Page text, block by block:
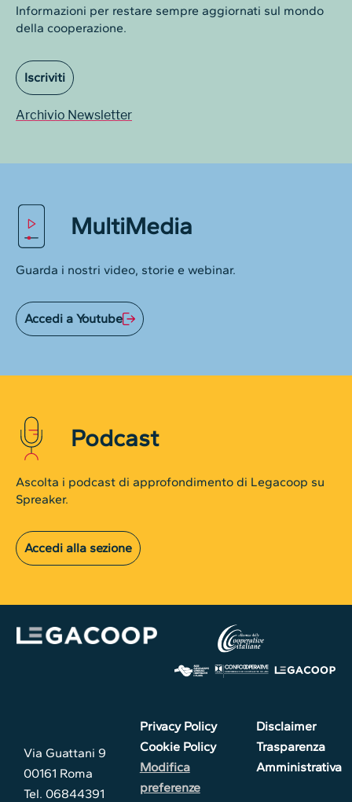
Informazioni per restare sempre aggiornati sul mondo
della cooperazione.
Iscriviti
Archivio Newsletter
MultiMedia
Guarda i nostri video, storie e webinar.
Accedi a Youtube
Podcast
Ascolta i podcast di approfondimento di Legacoop su
Spreaker.
Accedi alla sezione
Via Guattani 9
00161 Roma
Tel. 06844391
Privacy Policy
Cookie Policy
Modifica
preferenze
Disclaimer
Trasparenza
Amministrativa